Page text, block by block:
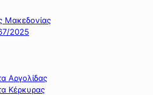
Μακεδονίας
2025
Αργολίδας
Κέρκυρας